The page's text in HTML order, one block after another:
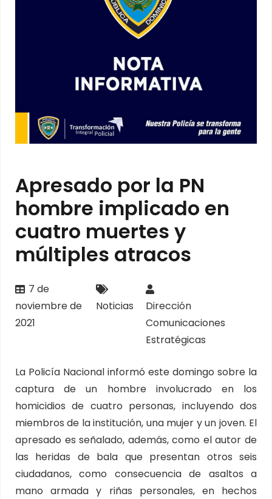
Apresado por la PN
hombre implicado en
cuatro muertes y
múltiples atracos
7 de
noviembre de
2021
Noticias
Dirección
Comunicaciones
Estratégicas
La Policía Nacional informó este domingo sobre la
captura de un hombre involucrado en los
homicidios de cuatro personas, incluyendo dos
miembros de la institución, una mujer y un joven. El
apresado es señalado, además, como el autor de
las heridas de bala que presentan otros seis
ciudadanos, como consecuencia de asaltos a
mano armada y riñas personales, en hechos